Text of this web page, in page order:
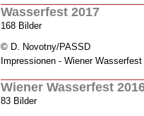
Wasserfest 2017
168 Bilder
© D. Novotny/PASSD
Impressionen - Wiener
Wiener Wasserfest
83 Bilder